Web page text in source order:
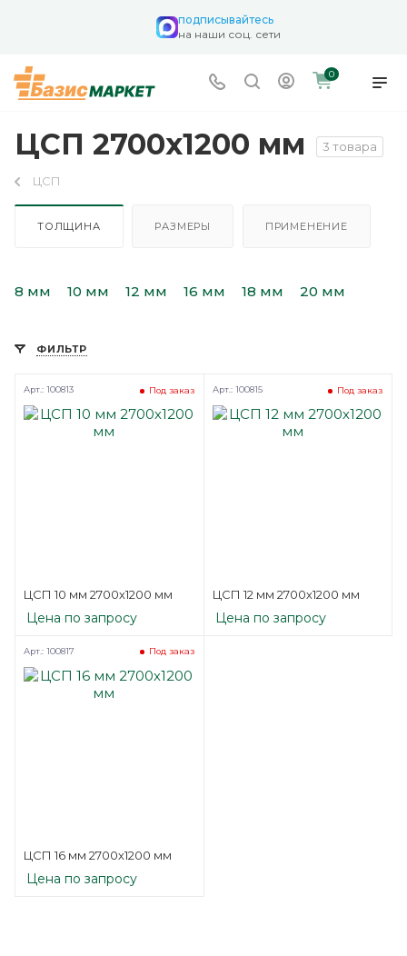
подписывайтесь
на наши соц. сети
0
ЦСП 2700х1200 мм 3 товара
ЦСП
ТОЛЩИНА РАЗМЕРЫ ПРИМЕНЕНИЕ
8 мм 10 мм 12 мм 16 мм 18 мм 20 мм
ФИЛЬТР
ЦСП 10 мм 2700х1200 мм
Под заказ
Арт.: 100813
Цена по запросу
ЦСП 12 мм 2700х1200 мм
Под заказ
Арт.: 100815
Цена по запросу
ЦСП 16 мм 2700х1200 мм
Под заказ
Арт.: 100817
Цена по запросу